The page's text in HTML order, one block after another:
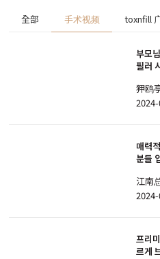
全部 手术视频 toxnfill
부모
필러
狎鸥
매력
분들
江南
프리
르게